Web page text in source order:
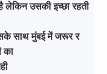
लेकिन उसकी इच्छा रहती
साथ मुंबई में जरूर र
का